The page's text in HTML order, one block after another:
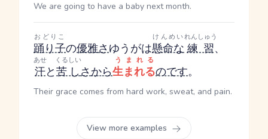
We are going to have a baby next month.
踊り子
おどりこ
の優雅さゆうがは懸命な
けんめい
練習
れんしゅう
、
汗
あせ
と苦し
くるしい
さから生まれる
うまれる
のです。
Their grace comes from hard work, sweat, and pain.
View more examples